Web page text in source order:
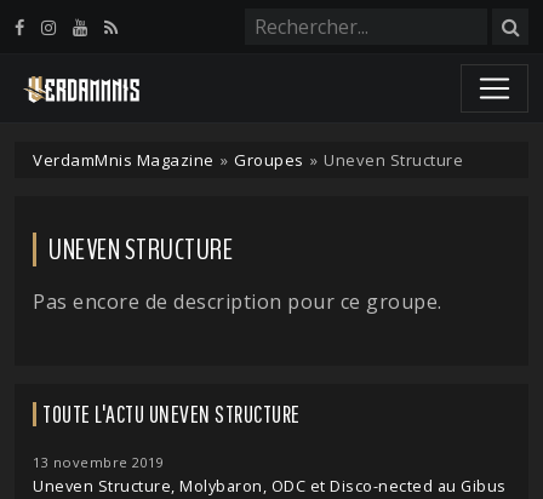
VerdamMnis Magazine » Groupes » Uneven Structure
UNEVEN STRUCTURE
Pas encore de description pour ce groupe.
TOUTE L'ACTU UNEVEN STRUCTURE
13 novembre 2019
Uneven Structure, Molybaron, ODC et Disco-nected au Gibus
Panneau de gestion des cookies